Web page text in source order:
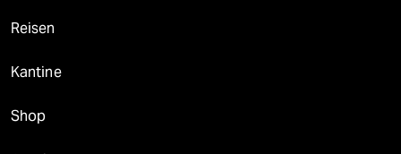
Reisen
Kantine
Shop